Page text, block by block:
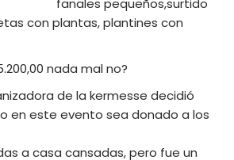
fanales pequeños,surtido
con plantas, plantines con
nada mal no?
de la kermesse decidió
en este evento sea donado a los
a casa cansadas, pero fue un